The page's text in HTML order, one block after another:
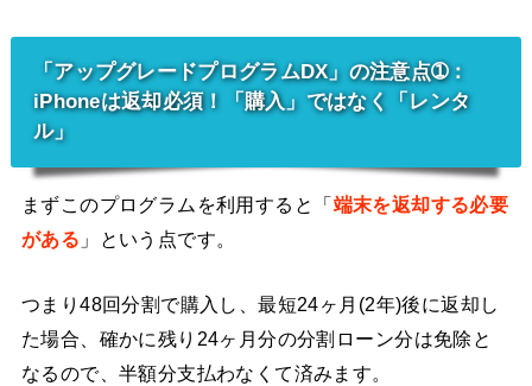
「アップグレードプログラムDX」の注意点➀：
iPhoneは返却必須！「購入」ではなく「レンタ
ル」
まずこのプログラムを利用すると「端末を返却する必要
がある 」という点です。
つまり48回分割で購入し、最短24ヶ月(2年)後に返却し
た場合、確かに残り24ヶ月分の分割ローン分は免除と
なるので、半額分支払わなくて済みます。